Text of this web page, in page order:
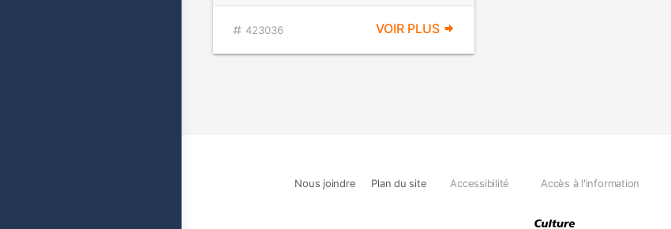
423036 VOIR PLUS
Nous joindre Plan du site Accessibilité Accès à l'information